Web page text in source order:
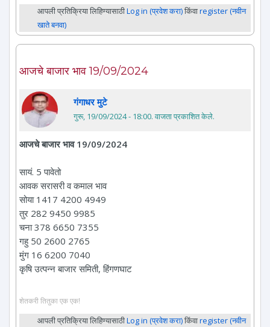
आपली प्रतिक्रिया लिहिण्यासाठीLog in (प्रवेश करा)किंवाregister (नवीन
खाते बनवा)
आजचे बाजार भाव 19/09/2024
गंगाधर मुटे
गुरू, 19/09/2024 - 18:00. वाजता प्रकाशित केले.
आजचे बाजार भाव 19/09/2024
सायं. 5 पावेतो
आवक सरासरी व कमाल भाव
सोया 1417 4200 4949
तुर 282 9450 9985
चना 378 6650 7355
गहु 50 2600 2765
मुंग 16 6200 7040
कृषि उत्पन्न बाजार समिती, हिंगणघाट
शेतकरी तितुका एक एक!
आपली प्रतिक्रिया लिहिण्यासाठीLog in (प्रवेश करा)किंवाregister (नवीन